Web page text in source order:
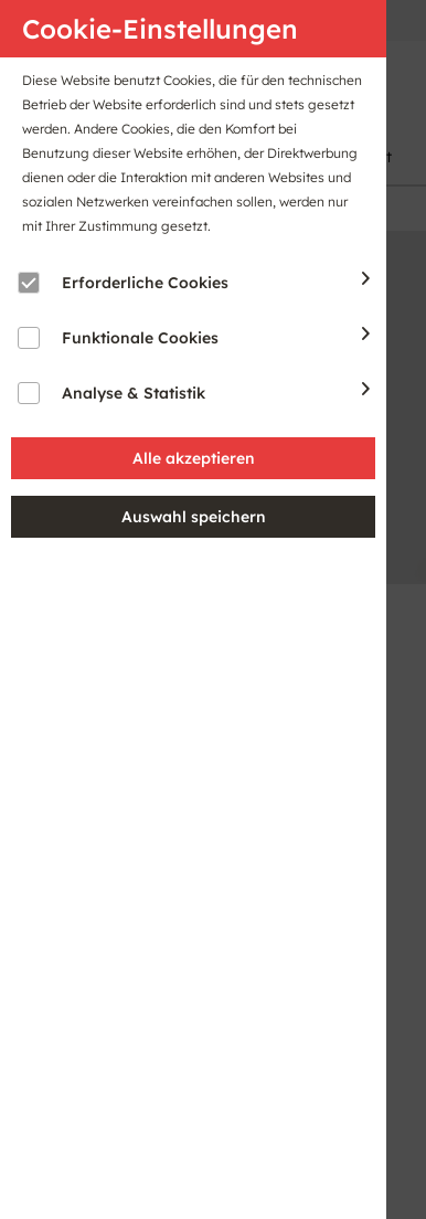
Anfahrt B2B-Portal
Damen Herren Kinder Sport
Cookie-Einstellungen
Diese Website benutzt Cookies, die für den technischen
Betrieb der Website erforderlich sind und stets gesetzt
werden. Andere Cookies, die den Komfort bei
Benutzung dieser Website erhöhen, der Direktwerbung
dienen oder die Interaktion mit anderen Websites und
sozialen Netzwerken vereinfachen sollen, werden nur
mit Ihrer Zustimmung gesetzt.
Erforderliche Cookies
Funktionale Cookies
Analyse & Statistik